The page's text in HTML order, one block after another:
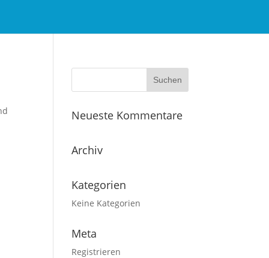
Neueste Kommentare
Archiv
Kategorien
Keine Kategorien
Meta
Registrieren